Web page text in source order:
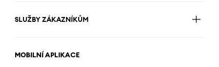
SLUŽBY ZÁKAZNÍKŮM
MOBILNÍ APLIKACE